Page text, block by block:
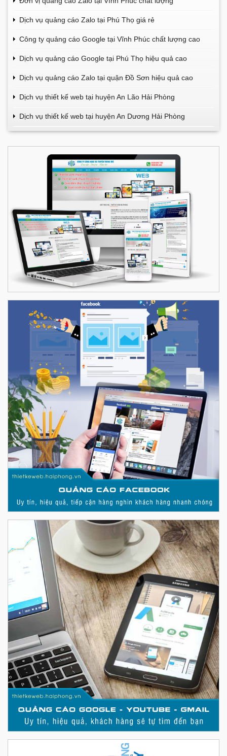
Dịch vụ quảng cáo Zalo tại Phú Thọ giá rẻ
Công ty quảng cáo Google tại Vĩnh Phúc chất lượng cao
Dịch vụ quảng cáo Google tại Phú Thọ hiệu quả cao
Dịch vụ quảng cáo Zalo tại quận Đồ Sơn hiệu quả cao
Dịch vụ thiết kế web tại huyện An Lão Hải Phòng
Dịch vụ thiết kế web tại huyện An Dương Hải Phòng